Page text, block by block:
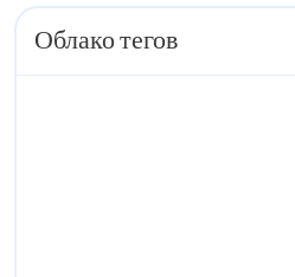
Облако тегов